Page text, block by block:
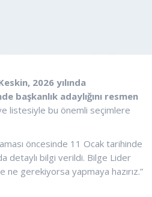
2026 yılında
başkanlık adaylığını resmen
listesiyle bu önemli seçimlere
öncesinde 11 Ocak tarihinde
detaylı bilgi verildi. Bilge Lider
ne gerekiyorsa yapmaya hazırız.”